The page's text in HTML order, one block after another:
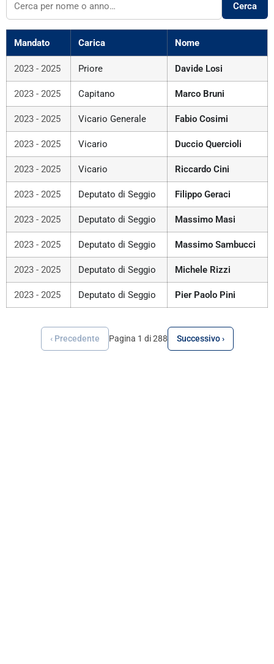
Cerca
Mandato Carica Nome
2023 - 2025 Priore Davide Losi
2023 - 2025 Capitano Marco Bruni
2023 - 2025 Vicario Generale Fabio Cosimi
2023 - 2025 Vicario Duccio Quercioli
2023 - 2025 Vicario Riccardo Cini
2023 - 2025 Deputato di Seggio Filippo Geraci
2023 - 2025 Deputato di Seggio Massimo Masi
2023 - 2025 Deputato di Seggio Massimo Sambucci
2023 - 2025 Deputato di Seggio Michele Rizzi
2023 - 2025 Deputato di Seggio Pier Paolo Pini
‹ Precedente Pagina 1 di 288 Successivo ›